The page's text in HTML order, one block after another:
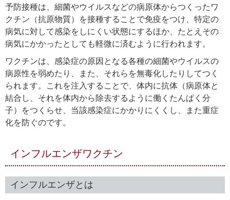
予防接種は、細菌やウイルスなどの病原体からつくったワ
クチン（抗原物質）を接種することで免疫をつけ、特定の
病気に対して感染をしにくい状態にするほか、たとえその
病気にかかったとしても軽微に済むように行われます。
ワクチンは、感染症の原因となる各種の細菌やウイルスの
病原性を弱めたり、また、それらを無毒化したりしてつく
られます。これを注入することで、体内に抗体（病原体と
結合し、それを体内から除去するように働くたんぱく分
子）をつくらせ、当該感染症にかかりにくくし、また重症
化を防ぐのです。
インフルエンザワクチン
インフルエンザとは